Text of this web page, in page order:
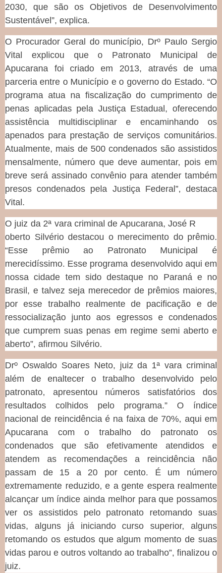
2030, que são os Objetivos de Desenvolvimento
Sustentável”, explica.
O Procurador Geral do município, Drº Paulo Sergio
Vital explicou que o Patronato Municipal de
Apucarana foi criado em 2013, através de uma
parceria entre o Município e o governo do Estado. “O
programa atua na fiscalização do cumprimento de
penas aplicadas pela Justiça Estadual, oferecendo
assistência multidisciplinar e encaminhando os
apenados para prestação de serviços comunitários.
Atualmente, mais de 500 condenados são assistidos
mensalmente, número que deve aumentar, pois em
breve será assinado convênio para atender também
presos condenados pela Justiça Federal”, destaca
Vital.
O juiz da 2ª vara criminal de Apucarana, José R
oberto Silvério destacou o merecimento do prêmio.
“Esse prêmio ao Patronato Municipal é
merecidíssimo. Esse programa desenvolvido aqui em
nossa cidade tem sido destaque no Paraná e no
Brasil, e talvez seja merecedor de prêmios maiores,
por esse trabalho realmente de pacificação e de
ressocialização junto aos egressos e condenados
que cumprem suas penas em regime semi aberto e
aberto”, afirmou Silvério.
Drº Oswaldo Soares Neto, juiz da 1ª vara criminal
além de enaltecer o trabalho desenvolvido pelo
patronato, apresentou números satisfatórios dos
resultados colhidos pelo programa.” O índice
nacional de reincidência é na faixa de 70%, aqui em
Apucarana com o trabalho do patronato os
condenados que são efetivamente atendidos e
atendem as recomendações a reincidência não
passam de 15 a 20 por cento. É um número
extremamente reduzido, e a gente espera realmente
alcançar um índice ainda melhor para que possamos
ver os assistidos pelo patronato retomando suas
vidas, alguns já iniciando curso superior, alguns
retomando os estudos que algum momento de suas
vidas parou e outros voltando ao trabalho”, finalizou o
juiz.